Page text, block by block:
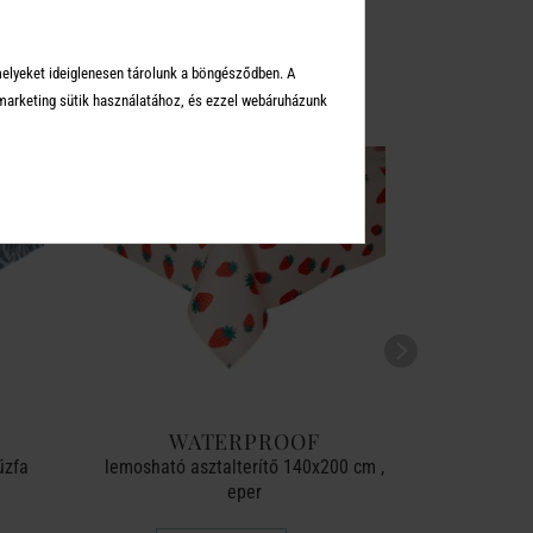
WATERPROOF
lemosható asztalterítő 140x200 cm ,
eper
ideiglenesen tárolunk a böngésződben. A
sütik használatához, és ezzel webáruházunk